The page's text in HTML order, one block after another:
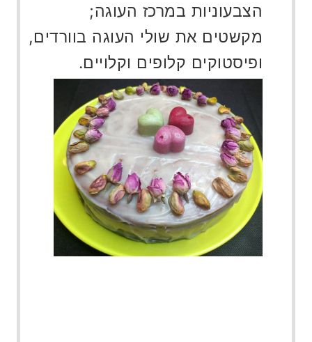
הצבעוניות במרכז העוגה;
מקשטים את שולי העוגה בוורדים,
ופיסטוקים קלופים וקלויים.